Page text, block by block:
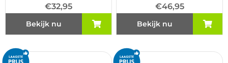
€32,95
Bekijk nu
€46,95
Bekijk nu